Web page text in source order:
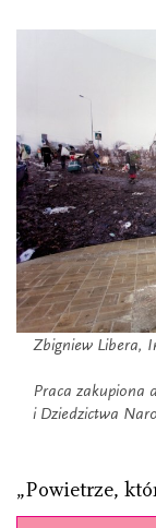
Zbigniew Libera,
Praca zakupiona
i Dziedzictwa
„Powietrze,